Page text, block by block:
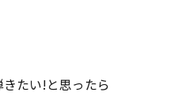
たい!と思ったら